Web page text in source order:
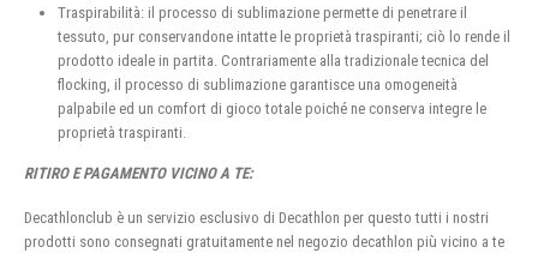
Traspirabilità: il processo di sublimazione permette di penetrare il
tessuto, pur conservandone intatte le proprietà traspiranti; ciò lo rende il
prodotto ideale in partita. Contrariamente alla tradizionale tecnica del
flocking, il processo di sublimazione garantisce una omogeneità
palpabile ed un comfort di gioco totale poiché ne conserva integre le
proprietà traspiranti.
RITIRO E PAGAMENTO VICINO A TE:
Decathlonclub è un servizio esclusivo di Decathlon per questo tutti i nostri
prodotti sono consegnati gratuitamente nel negozio decathlon più vicino a te